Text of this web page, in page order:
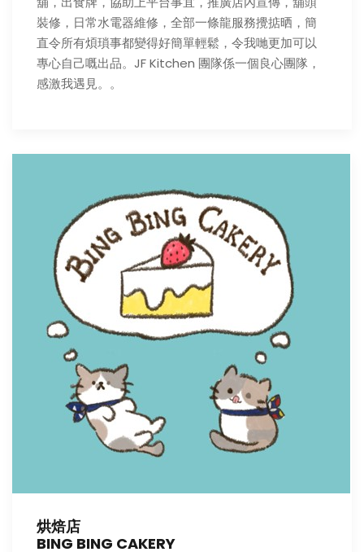
裝修，日常水電器維修，全部一條龍服務攪掂晒，簡
直令所有煩瑣事都變得好簡單輕鬆，令我哋更加可以
專心自己嘅出品。JF Kitchen 團隊係一個良心團隊，
感激我遇見。。
烘焙店
BING BING CAKERY